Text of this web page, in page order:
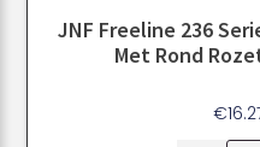
JNF Freeline 236
Met Rond
€